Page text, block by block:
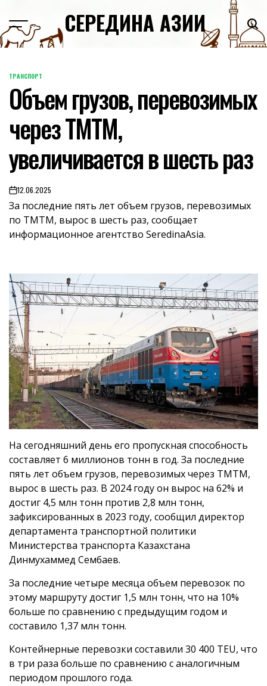
content
СЕРЕДИНА АЗИИ
POSTED
IN
ТРАНСПОРТ
Объем грузов, перевозимых
через ТМТМ,
увеличивается в шесть раз
on12.06.2025
За последние пять лет объем грузов, перевозимых
по ТМТМ, вырос в шесть раз, сообщает
информационное агентство SeredinaAsia.
На сегодняшний день его пропускная способность
составляет 6 миллионов тонн в год. За последние
пять лет объем грузов, перевозимых через ТМТМ,
вырос в шесть раз. В 2024 году он вырос на 62% и
достиг 4,5 млн тонн против 2,8 млн тонн,
зафиксированных в 2023 году, сообщил директор
департамента транспортной политики
Министерства транспорта Казахстана
Динмухаммед Сембаев.
За последние четыре месяца объем перевозок по
этому маршруту достиг 1,5 млн тонн, что на 10%
больше по сравнению с предыдущим годом и
составило 1,37 млн тонн.
Контейнерные перевозки составили 30 400 TEU, что
в три раза больше по сравнению с аналогичным
периодом прошлого года.